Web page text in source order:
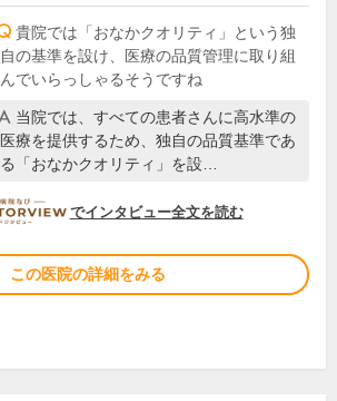
貴院では「おなかクオリティ」という独
自の基準を設け、医療の品質管理に取り組
んでいらっしゃるそうですね
当院では、すべての患者さんに高水準の
医療を提供するため、独自の品質基準であ
る「おなかクオリティ」を設…
DOCTORVIEW
でインタビュー全文を読む
この医院の詳細をみる